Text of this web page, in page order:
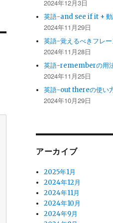
2024年12月3日
英語-and see if it +
2024年11月29日
英語-覚えるべきフレ
2024年11月28日
英語-rememberの用
2024年11月25日
英語-out thereの使い
2024年10月29日
アーカイブ
2025年1月
2024年12月
2024年11月
2024年10月
2024年9月